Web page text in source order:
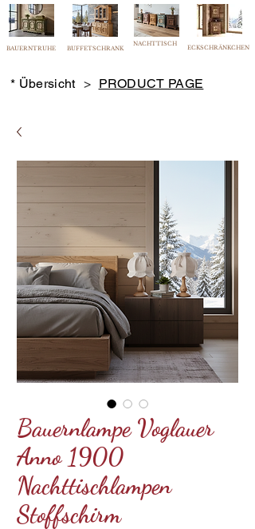
BAUERNTRUHE BUFFETSCHRANK
NACHTTISCH
ECKSCHRÄNKCHEN
* Übersicht > PRODUCT PAGE
Bauernlampe Voglauer
Anno 1900
Nachttischlampen
Stoffschirm